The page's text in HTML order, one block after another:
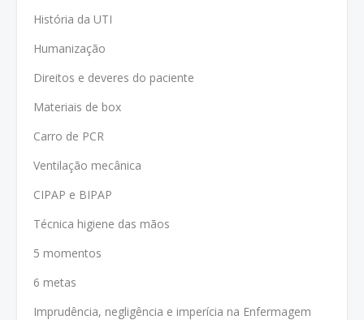
História da UTI
Humanização
Direitos e deveres do paciente
Materiais de box
Carro de PCR
Ventilação mecânica
CIPAP e BIPAP
Técnica higiene das mãos
5 momentos
6 metas
Imprudência, negligência e imperícia na Enfermagem